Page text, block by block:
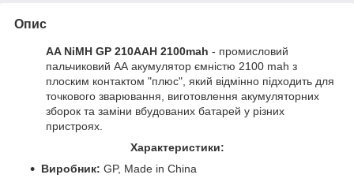
Опис
AA NiMH GP 210AAH 2100mah - промисловий
пальчиковий АА акумулятор ємністю 2100 mah з
плоским контактом "плюс", який відмінно підходить для
точкового зварювання, виготовлення акумуляторних
зборок та заміни вбудованих батарей у різних
пристроях.
Характеристики:
Виробник: GP, Made in China